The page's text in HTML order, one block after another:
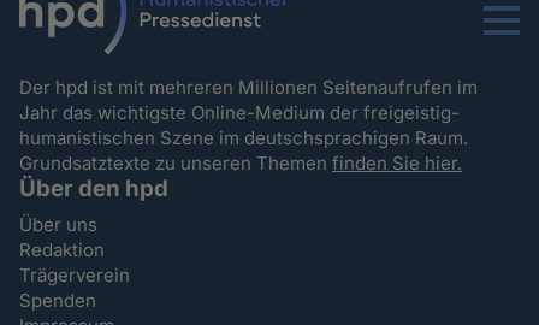
Menu
Der hpd ist mit mehreren Millionen Seitenaufrufen im
Jahr das wichtigste Online-Medium der freigeistig-
humanistischen Szene im deutschsprachigen Raum.
Grundsatztexte zu unseren Themenfinden Sie hier.
Über den hpd
Über uns
Redaktion
Trägerverein
Spenden